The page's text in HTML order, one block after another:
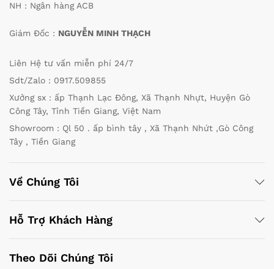
NH : Ngân hàng ACB
Giám Đốc : NGUYỄN MINH THẠCH
Liên Hệ tư vấn miễn phí 24/7
Sdt/Zalo : 0917.509855
Xưởng sx : ấp Thạnh Lạc Đông, Xã Thạnh Nhựt, Huyện Gò
Công Tây, Tỉnh Tiền Giang, Việt Nam
Showroom : Ql 50 . ấp bình tây , Xã Thạnh Nhứt ,Gò Công
Tây , Tiền Giang
Về Chúng Tôi
Hỗ Trợ Khách Hàng
Theo Dõi Chúng Tôi